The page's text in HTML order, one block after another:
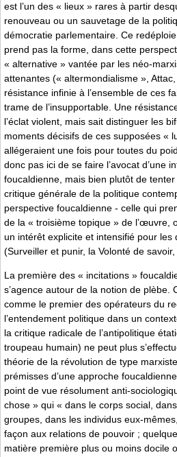
est l’un des « lieux » rares à partir
renouveau ou un sauvetage de la
démocratie parlementaire. Ce
prend pas la forme, dans cette
« alternative » vantée par les néo-
attenantes (« altermondialisme »,
résistance infinie à l’ensemble de ces
trame de l’insupportable. Une
l’éclat violent, mais sait distinguer les
moments décisifs de ces supposées «
allégeraient une fois pour toutes du
donc pas ici de se faire l’avocat d’une
foucaldienne, mais bien plutôt de
critique générale de la politique
perspective foucaldienne - celle qui
de la « troisième topique » de l’œuvre,
un intérêt explicite et intensifié pour les
(Surveiller et punir, la Volonté de savoir,
La première des « incitations »
s’agence autour de la notion de plèbe.
comme le premier des opérateurs du
l’entendement politique dans un
la critique radicale de l’antipolitique
troupeau humain) ne peut plus
théorie de la révolution de type
prémisses d’une approche
point de vue résolument anti-
chose » qui « dans le corps social,
groupes, dans les individus eux-
façon aux relations de pouvoir ;
matière première plus ou moins docile